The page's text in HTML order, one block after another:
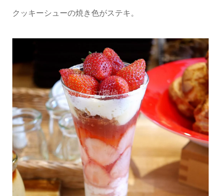
クッキーシューの焼き色がステキ。